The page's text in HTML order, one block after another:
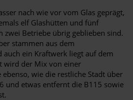
nach wie vor vom Glas geprägt,
elf Glashütten und fünf
zwei Betriebe übrig geblieben sind.
stammen aus dem
auch ein Kraftwerk liegt auf dem
wird der Mix von einer
wie die restliche Stadt über
und etwas entfernt die B115 sowie